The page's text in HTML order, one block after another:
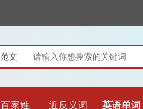
百家姓 近反义词 英语单词